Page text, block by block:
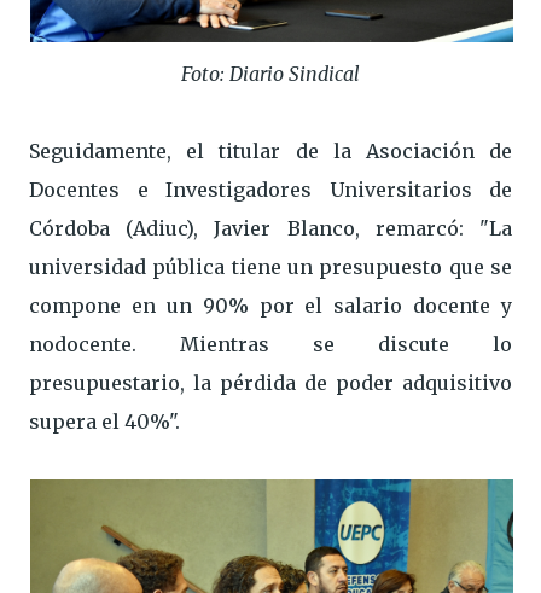
Foto: Diario Sindical
Seguidamente, el titular de la Asociación de
Docentes e Investigadores Universitarios de
Córdoba (Adiuc), Javier Blanco, remarcó: "La
universidad pública tiene un presupuesto que se
compone en un 90% por el salario docente y
nodocente. Mientras se discute lo
presupuestario, la pérdida de poder adquisitivo
supera el 40%".